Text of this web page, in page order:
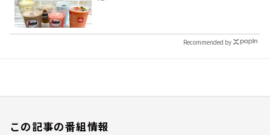
Recommended by
この記事の番組情報